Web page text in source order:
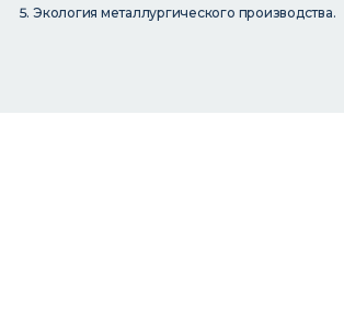
Экология металлургического производства.